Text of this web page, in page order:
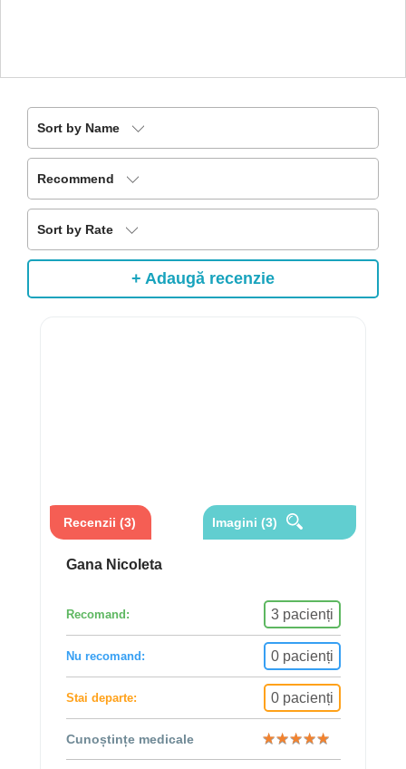
Sort by Name
Recommend
Sort by Rate
+ Adaugă recenzie
Recenzii (3) Imagini (3)
Gana Nicoleta
Recomand: 3 pacienți
Nu recomand: 0 pacienți
Stai departe: 0 pacienți
Cunoștințe medicale ★★★★★
★★★★★